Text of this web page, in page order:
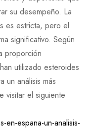
su desempeño. La
es estricta, pero el
significativo. Según
proporción
utilizado esteroides
un análisis más
visitar el siguiente
espana-un-analisis-